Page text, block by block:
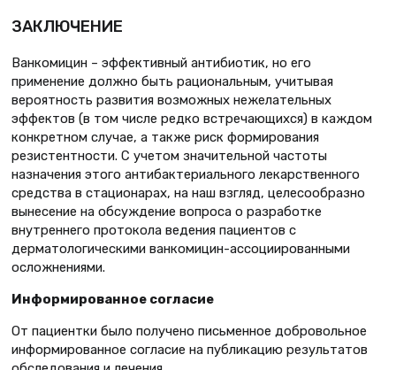
ЗАКЛЮЧЕНИЕ
Ванкомицин – эффективный антибиотик, но его
применение должно быть рациональным, учитывая
вероятность развития возможных нежелательных
эффектов (в том числе редко встречающихся) в каждом
конкретном случае, а также риск формирования
резистентности. С учетом значительной частоты
назначения этого антибактериального лекарственного
средства в стационарах, на наш взгляд, целесообразно
вынесение на обсуждение вопроса о разработке
внутреннего протокола ведения пациентов с
дерматологическими ванкомицин-ассоциированными
осложнениями.
Информированное согласие
От пациентки было получено письменное добровольное
информированное согласие на публикацию результатов